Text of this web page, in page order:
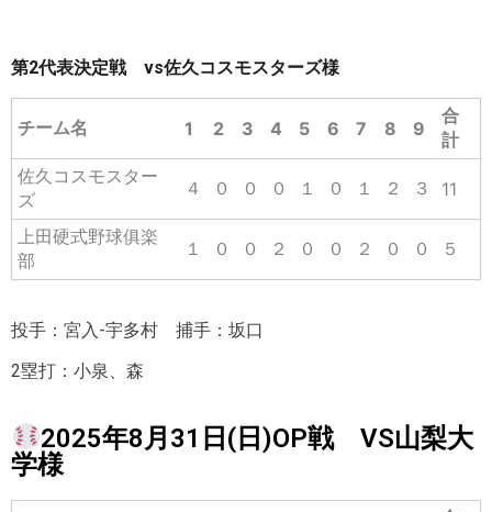
第2代表決定戦 vs佐久コスモスターズ様
チーム名 1 2 3 4 5 6 7 8 9
合
計
佐久コスモスター
ズ
４ ０ ０ ０ １ ０ １ ２ ３ 11
上田硬式野球俱楽
部
１ ０ ０ ２ ０ ０ ２ ０ ０ ５
投手：宮入-宇多村 捕手：坂口
2塁打：小泉、森
2025年8月31日(日)OP戦 VS山梨大
学様